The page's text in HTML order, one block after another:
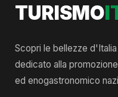
TURISMO
Scopri le bellezze
dedicato alla
ed enogastronomico